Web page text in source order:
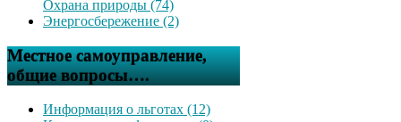
Охрана природы (74)
Энергосбережение (2)
Местное самоуправление,
общие вопросы….
Информация о льготах (12)